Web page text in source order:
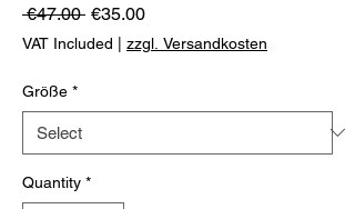
€47.00 Regular
Price
€35.00Sale
Price
VAT Included zzgl. Versandkosten
Größe *
Quantity *